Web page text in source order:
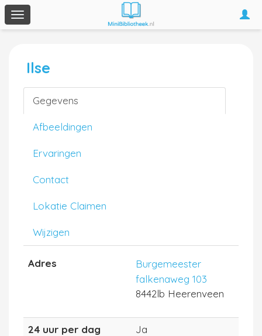
Toggle
navigation
Ilse
Gegevens
Afbeeldingen
Ervaringen
Contact
Lokatie Claimen
Wijzigen
Adres
Burgemeester
falkenaweg 103
8442lb Heerenveen
24 uur per dag
Ja